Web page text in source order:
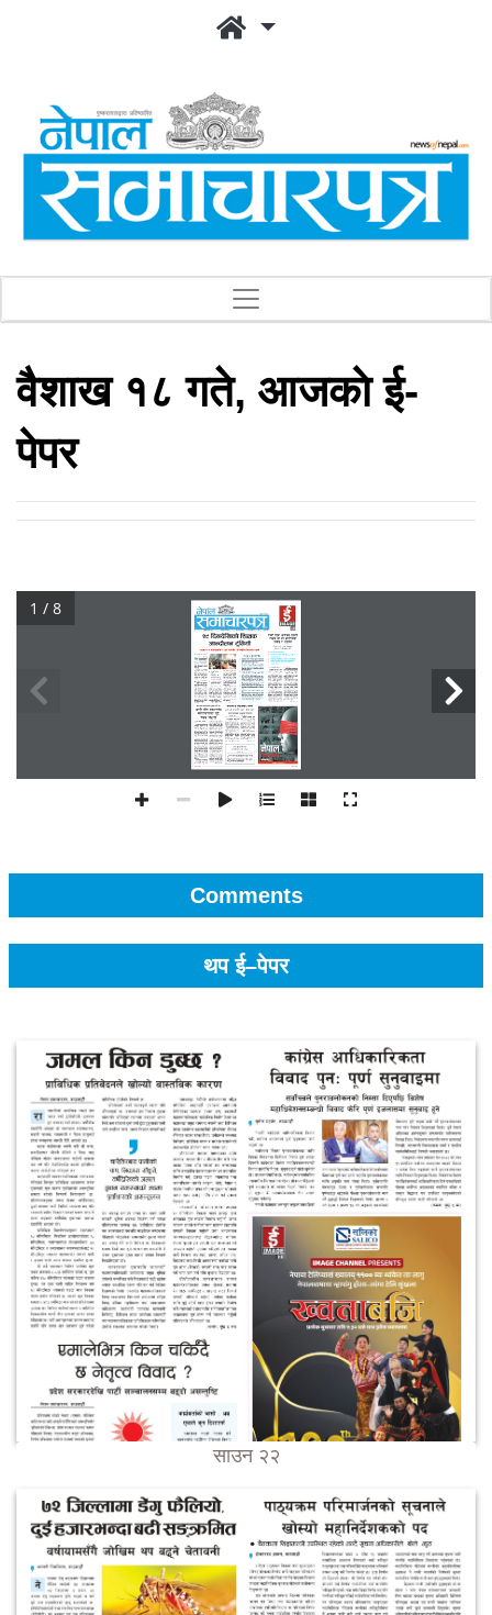
वैशाख १८ गते, आजकाे ई-
पेपर
1 / 8
Comments
थप ई–पेपर
साउन २२